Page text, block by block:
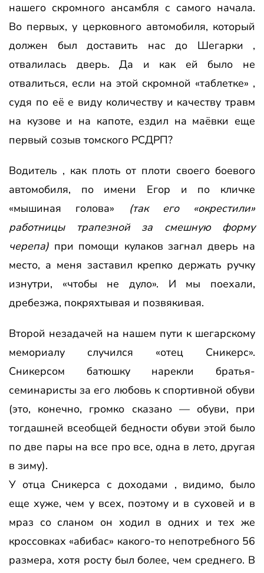
нашего скромного ансамбля с самого начала.
Во первых, у церковного автомобиля, который
должен был доставить нас до Шегарки ,
отвалилась дверь. Да и как ей было не
отвалиться, если на этой скромной «таблетке» ,
судя по её е виду количеству и качеству травм
на кузове и на капоте, ездил на маёвки еще
первый созыв томского РСДРП?
Водитель , как плоть от плоти своего боевого
автомобиля, по имени Егор и по кличке
«мышиная голова»
(так его «окрестили»
работницы трапезной за смешную форму
черепа) при помощи кулаков загнал дверь на
место, а меня заставил крепко держать ручку
изнутри, «чтобы не дуло». И мы поехали,
дребезжа, покряхтывая и позвякивая.
Второй незадачей на нашем пути к шегарскому
мемориалу случился «отец Сникерс».
Сникерсом батюшку нарекли братья-
семинаристы за его любовь к спортивной обуви
(это, конечно, громко сказано — обуви, при
тогдашней всеобщей бедности обуви этой было
по две пары на все про все, одна в лето, другая
в зиму).
У отца Сникерса с доходами , видимо, было
еще хуже, чем у всех, поэтому и в суховей и в
мраз со сланом он ходил в одних и тех же
кроссовках «абибас» какого-то непотребного 56
размера, хотя росту был более, чем среднего. В